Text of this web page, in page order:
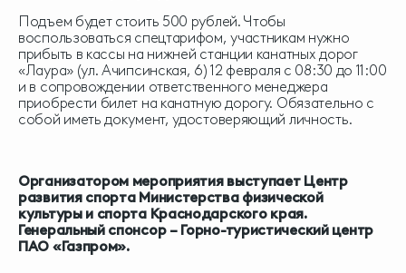
Подъем будет стоить 500 рублей. Чтобы
воспользоваться спецтарифом, участникам нужно
прибыть в кассы на нижней станции канатных дорог
«Лаура» (ул. Ачипсинская, 6) 12 февраля с 08:30 до 11:00
и в сопровождении ответственного менеджера
приобрести билет на канатную дорогу. Обязательно с
собой иметь документ, удостоверяющий личность.
Организатором мероприятия выступает Центр
развития спорта Министерства физической
культуры и спорта Краснодарского края.
Генеральный спонсор – Горно-туристический центр
ПАО «Газпром».